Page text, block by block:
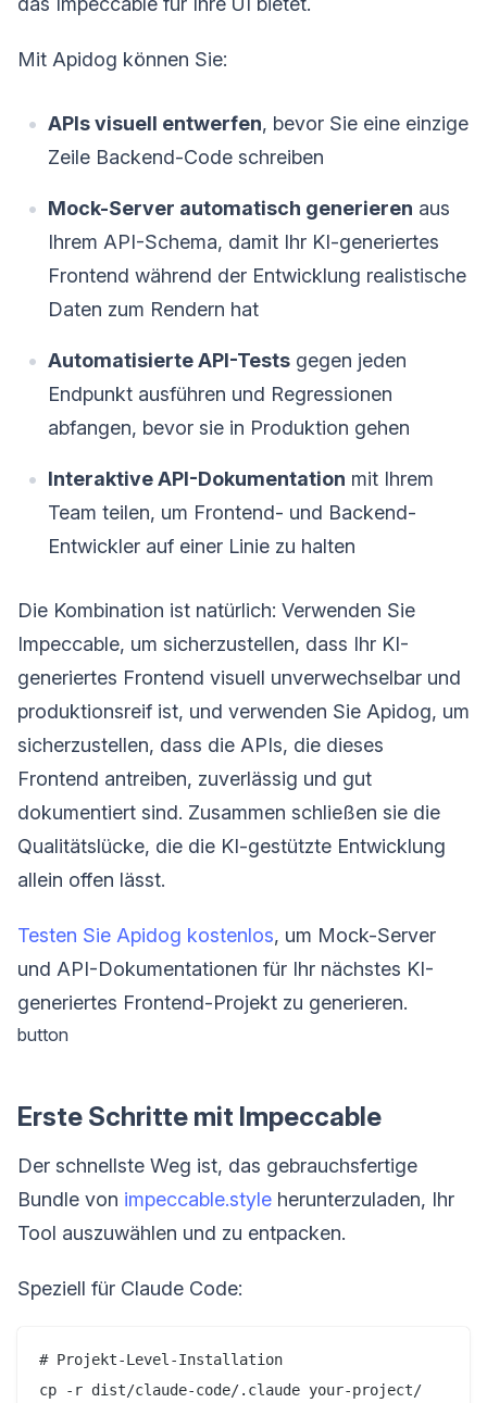
Mit Apidog können Sie:
APIs visuell entwerfen, bevor Sie eine einzige
Zeile Backend-Code schreiben
Mock-Server automatisch generieren aus
Ihrem API-Schema, damit Ihr KI-generiertes
Frontend während der Entwicklung realistische
Daten zum Rendern hat
Automatisierte API-Tests gegen jeden
Endpunkt ausführen und Regressionen
abfangen, bevor sie in Produktion gehen
Interaktive API-Dokumentation mit Ihrem
Team teilen, um Frontend- und Backend-
Entwickler auf einer Linie zu halten
Die Kombination ist natürlich: Verwenden Sie
Impeccable, um sicherzustellen, dass Ihr KI-
generiertes Frontend visuell unverwechselbar und
produktionsreif ist, und verwenden Sie Apidog, um
sicherzustellen, dass die APIs, die dieses
Frontend antreiben, zuverlässig und gut
dokumentiert sind. Zusammen schließen sie die
Qualitätslücke, die die KI-gestützte Entwicklung
allein offen lässt.
Testen Sie Apidog kostenlos, um Mock-Server
und API-Dokumentationen für Ihr nächstes KI-
generiertes Frontend-Projekt zu generieren.
button
Erste Schritte mit Impeccable
Der schnellste Weg ist, das gebrauchsfertige
Bundle von impeccable.style herunterzuladen, Ihr
Tool auszuwählen und zu entpacken.
Speziell für Claude Code:
# Projekt-Level-Installation
cp -r dist/claude-code/.claude your-project/